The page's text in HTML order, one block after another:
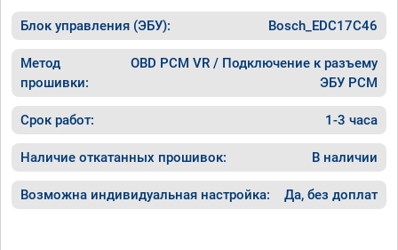
Блок управления (ЭБУ): Bosch_EDC17C46
Метод
прошивки:
OBD PCM VR / Подключение к разъему
ЭБУ PCM
Срок работ: 1-3 часа
Наличие откатанных прошивок: В наличии
Возможна индивидуальная настройка: Да, без доплат